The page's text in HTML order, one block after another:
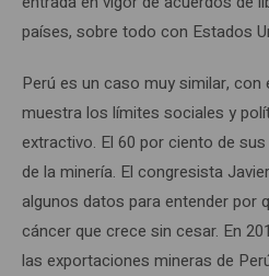
países, sobre todo con Estados
Perú es un caso muy similar, con
muestra los límites sociales y
extractivo. El 60 por ciento de
de la minería. El congresista
algunos datos para entender por
cáncer que crece sin cesar. En
las exportaciones mineras de